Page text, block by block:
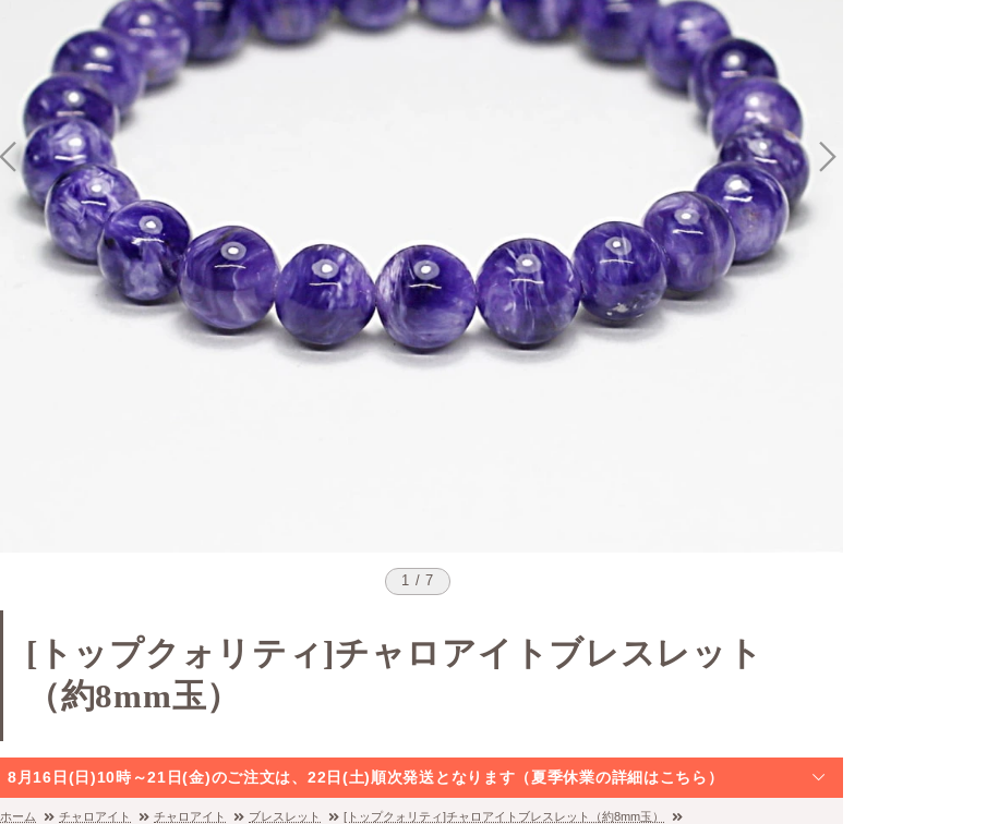
1 / 7
[トップクォリティ]チャロアイトブレスレット
（約8mm玉）
8月16日(日)10時～21日(金)のご注文は、22日(土)順次発送となります（夏季休業の詳細はこちら）
ホーム チャロアイト チャロアイト ブレスレット [トップクォリティ]チャロアイトブレスレット（約8mm玉）